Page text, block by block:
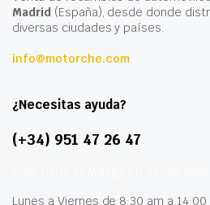
Madrid(España), desde donde
diversas ciudades y países.
info@motorche.com
¿Necesitas ayuda?
(+34) 951 47 26 47
Lunes a Viernes de 8:30 am a